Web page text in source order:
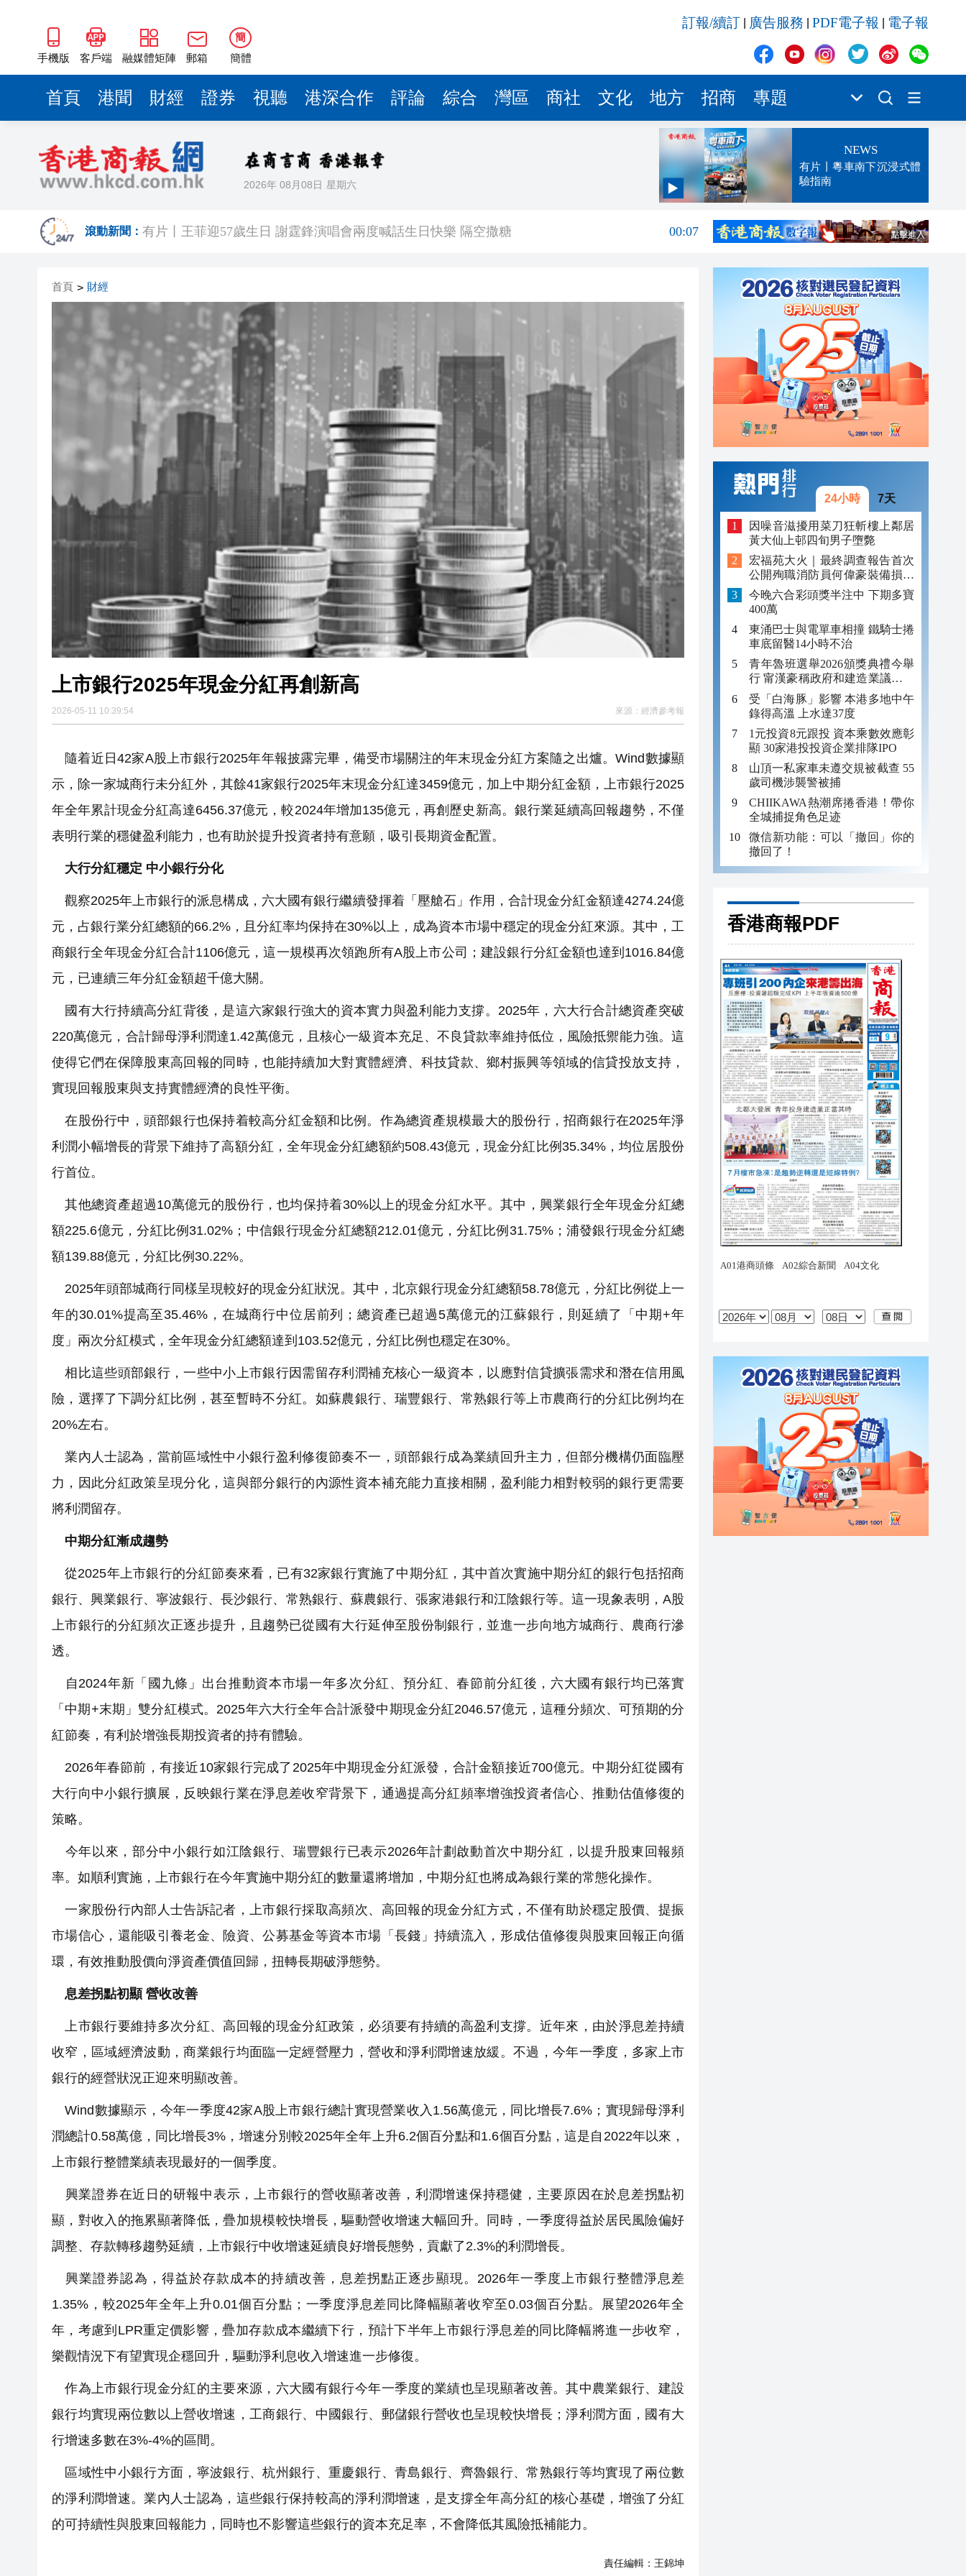
手機版 客戶端 融媒體矩陣 郵箱
簡
簡體
訂報/續訂 廣告服務 PDF電子報 電子報
首頁 港聞 財經 證券 視聽 港深合作 評論 綜合 灣區 商社 文化 地方 招商 專題
2026年 08月08日 星期六
NEWS
有片丨粵車南下沉浸式體
驗指南
滾動新聞：
00:13
有片丨王菲迎57歲生日 謝霆鋒演唱會兩度喊話生日快樂 隔空撒糖
00:07
有片丨星爺媽咪現身《功夫女足》謝票場 親切揮手力挺兒子
有片丨迪麗熱巴驚喜現身香港 高馬尾配白T 美麗明豔
超萬名「嘗鮮客」赴河源萬綠湖，在湖光山色間大飽「口福+眼福」
23:06
央媒省媒灣區媒體採風團走進河源
首頁 > 財經
上市銀行2025年現金分紅再創新高
2026-05-11 10:39:54 來源： 經濟參考報
隨着近日42家A股上市銀行2025年年報披露完畢，備受市場關注的年末現金分紅方案隨之出爐。Wind數據顯
示，除一家城商行未分紅外，其餘41家銀行2025年末現金分紅達3459億元，加上中期分紅金額，上市銀行2025
年全年累計現金分紅高達6456.37億元，較2024年增加135億元，再創歷史新高。銀行業延續高回報趨勢，不僅
表明行業的穩健盈利能力，也有助於提升投資者持有意願，吸引長期資金配置。
大行分紅穩定 中小銀行分化
觀察2025年上市銀行的派息構成，六大國有銀行繼續發揮着「壓艙石」作用，合計現金分紅金額達4274.24億
元，占銀行業分紅總額的66.2%，且分紅率均保持在30%以上，成為資本市場中穩定的現金分紅來源。其中，工
商銀行全年現金分紅合計1106億元，這一規模再次領跑所有A股上市公司；建設銀行分紅金額也達到1016.84億
元，已連續三年分紅金額超千億大關。
國有大行持續高分紅背後，是這六家銀行強大的資本實力與盈利能力支撐。2025年，六大行合計總資產突破
220萬億元，合計歸母淨利潤達1.42萬億元，且核心一級資本充足、不良貸款率維持低位，風險抵禦能力強。這
使得它們在保障股東高回報的同時，也能持續加大對實體經濟、科技貸款、鄉村振興等領域的信貸投放支持，
實現回報股東與支持實體經濟的良性平衡。
在股份行中，頭部銀行也保持着較高分紅金額和比例。作為總資產規模最大的股份行，招商銀行在2025年淨
利潤小幅增長的背景下維持了高額分紅，全年現金分紅總額約508.43億元，現金分紅比例35.34%，均位居股份
行首位。
其他總資產超過10萬億元的股份行，也均保持着30%以上的現金分紅水平。其中，興業銀行全年現金分紅總
額225.6億元，分紅比例31.02%；中信銀行現金分紅總額212.01億元，分紅比例31.75%；浦發銀行現金分紅總
額139.88億元，分紅比例30.22%。
2025年頭部城商行同樣呈現較好的現金分紅狀況。其中，北京銀行現金分紅總額58.78億元，分紅比例從上一
年的30.01%提高至35.46%，在城商行中位居前列；總資產已超過5萬億元的江蘇銀行，則延續了「中期+年
度」兩次分紅模式，全年現金分紅總額達到103.52億元，分紅比例也穩定在30%。
相比這些頭部銀行，一些中小上市銀行因需留存利潤補充核心一級資本，以應對信貸擴張需求和潛在信用風
險，選擇了下調分紅比例，甚至暫時不分紅。如蘇農銀行、瑞豐銀行、常熟銀行等上市農商行的分紅比例均在
20%左右。
業內人士認為，當前區域性中小銀行盈利修復節奏不一，頭部銀行成為業績回升主力，但部分機構仍面臨壓
力，因此分紅政策呈現分化，這與部分銀行的內源性資本補充能力直接相關，盈利能力相對較弱的銀行更需要
將利潤留存。
中期分紅漸成趨勢
從2025年上市銀行的分紅節奏來看，已有32家銀行實施了中期分紅，其中首次實施中期分紅的銀行包括招商
銀行、興業銀行、寧波銀行、長沙銀行、常熟銀行、蘇農銀行、張家港銀行和江陰銀行等。這一現象表明，A股
上市銀行的分紅頻次正逐步提升，且趨勢已從國有大行延伸至股份制銀行，並進一步向地方城商行、農商行滲
透。
自2024年新「國九條」出台推動資本市場一年多次分紅、預分紅、春節前分紅後，六大國有銀行均已落實
「中期+末期」雙分紅模式。2025年六大行全年合計派發中期現金分紅2046.57億元，這種分頻次、可預期的分
紅節奏，有利於增強長期投資者的持有體驗。
2026年春節前，有接近10家銀行完成了2025年中期現金分紅派發，合計金額接近700億元。中期分紅從國有
大行向中小銀行擴展，反映銀行業在淨息差收窄背景下，通過提高分紅頻率增強投資者信心、推動估值修復的
策略。
今年以來，部分中小銀行如江陰銀行、瑞豐銀行已表示2026年計劃啟動首次中期分紅，以提升股東回報頻
率。如順利實施，上市銀行在今年實施中期分紅的數量還將增加，中期分紅也將成為銀行業的常態化操作。
一家股份行內部人士告訴記者，上市銀行採取高頻次、高回報的現金分紅方式，不僅有助於穩定股價、提振
市場信心，還能吸引養老金、險資、公募基金等資本市場「長錢」持續流入，形成估值修復與股東回報正向循
環，有效推動股價向淨資產價值回歸，扭轉長期破淨態勢。
息差拐點初顯 營收改善
上市銀行要維持多次分紅、高回報的現金分紅政策，必須要有持續的高盈利支撐。近年來，由於淨息差持續
收窄，區域經濟波動，商業銀行均面臨一定經營壓力，營收和淨利潤增速放緩。不過，今年一季度，多家上市
銀行的經營狀況正迎來明顯改善。
Wind數據顯示，今年一季度42家A股上市銀行總計實現營業收入1.56萬億元，同比增長7.6%；實現歸母淨利
潤總計0.58萬億，同比增長3%，增速分別較2025年全年上升6.2個百分點和1.6個百分點，這是自2022年以來，
上市銀行整體業績表現最好的一個季度。
興業證券在近日的研報中表示，上市銀行的營收顯著改善，利潤增速保持穩健，主要原因在於息差拐點初
顯，對收入的拖累顯著降低，疊加規模較快增長，驅動營收增速大幅回升。同時，一季度得益於居民風險偏好
調整、存款轉移趨勢延續，上市銀行中收增速延續良好增長態勢，貢獻了2.3%的利潤增長。
興業證券認為，得益於存款成本的持續改善，息差拐點正逐步顯現。2026年一季度上市銀行整體淨息差
1.35%，較2025年全年上升0.01個百分點；一季度淨息差同比降幅顯著收窄至0.03個百分點。展望2026年全
年，考慮到LPR重定價影響，疊加存款成本繼續下行，預計下半年上市銀行淨息差的同比降幅將進一步收窄，
樂觀情況下有望實現企穩回升，驅動淨利息收入增速進一步修復。
作為上市銀行現金分紅的主要來源，六大國有銀行今年一季度的業績也呈現顯著改善。其中農業銀行、建設
銀行均實現兩位數以上營收增速，工商銀行、中國銀行、郵儲銀行營收也呈現較快增長；淨利潤方面，國有大
行增速多數在3%-4%的區間。
區域性中小銀行方面，寧波銀行、杭州銀行、重慶銀行、青島銀行、齊魯銀行、常熟銀行等均實現了兩位數
的淨利潤增速。業內人士認為，這些銀行保持較高的淨利潤增速，是支撐全年高分紅的核心基礎，增強了分紅
的可持續性與股東回報能力，同時也不影響這些銀行的資本充足率，不會降低其風險抵補能力。
責任編輯： 王錦坤
24小時 7天
因噪音滋擾用菜刀狂斬樓上鄰居
黃大仙上邨四旬男子墮斃
宏福苑大火｜最終調查報告首次
公開殉職消防員何偉豪裝備損毀
照片
今晚六合彩頭獎半注中 下期多寶
400萬
東涌巴士與電單車相撞 鐵騎士捲
車底留醫14小時不治
青年魯班選舉2026頒獎典禮今舉
行 甯漢豪稱政府和建造業議會做
好培訓工作
受「白海豚」影響 本港多地中午
錄得高溫 上水達37度
1元投資8元跟投 資本乘數效應彰
顯 30家港投投資企業排隊IPO
山頂一私家車未遵交規被截查 55
歲司機涉襲警被捕
CHIIKAWA熱潮席捲香港！帶你
全城捕捉角色足迹
微信新功能：可以「撤回」你的
撤回了！
香港商報PDF